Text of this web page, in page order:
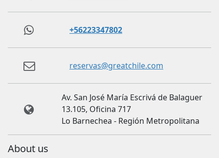
+56223347802
reservas@greatchile.com
Av. San José María Escrivá de Balaguer
13.105, Oficina 717
Lo Barnechea - Región Metropolitana
About us